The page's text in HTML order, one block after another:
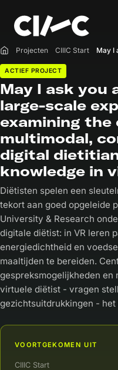
Home
Projecten CIIIC Start
ACTIEF PROJECT
May I ask you
large-scale
examining
multimodal,
digital
knowledge in
Diëtisten spelen een
tekort aan goed opgeleide
University & Research
digitale diëtist: in VR leren
energiedichtheid en
maaltijden te bereiden.
gespreksmogelijkheden
virtuele diëtist - vragen
gezichtsuitdrukkingen -
VOORTGEKOMEN UIT
CIIIC Start